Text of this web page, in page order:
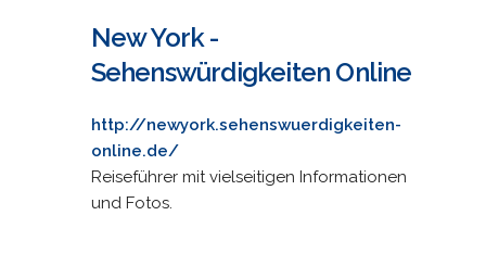
New York -
Sehenswürdigkeiten Online
http://newyork.sehenswuerdigkeiten-
online.de/
Reiseführer mit vielseitigen Informationen
und Fotos.